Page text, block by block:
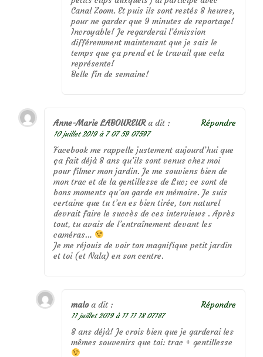
Canal Zoom. Et puis ils sont restés 8 heures,
pour ne garder que 9 minutes de reportage!
Incroyable! Je regarderai l’émission
différemment maintenant que je sais le
temps que ça prend et le travail que cela
représente!
Belle fin de semaine!
Anne-Marie LABOUREUR a dit :
10 juillet 2019 à 7 07 59 07597
Facebook me rappelle justement aujourd’hui que
ça fait déjà 8 ans qu’ils sont venus chez moi
pour filmer mon jardin. Je me souviens bien de
mon trac et de la gentillesse de Luc; ce sont de
bons moments qu’on garde en mémoire. Je suis
certaine que tu t’en es bien tirée, ton naturel
devrait faire le succès de ces interviews . Après
tout, tu avais de l’entraînement devant les
caméras…
Je me réjouis de voir ton magnifique petit jardin
et toi (et Nala) en son centre.
Répondre
malo a dit :
11 juillet 2019 à 11 11 18 07187
8 ans déjà! Je crois bien que je garderai les
mêmes souvenirs que toi: trac + gentillesse
Répondre